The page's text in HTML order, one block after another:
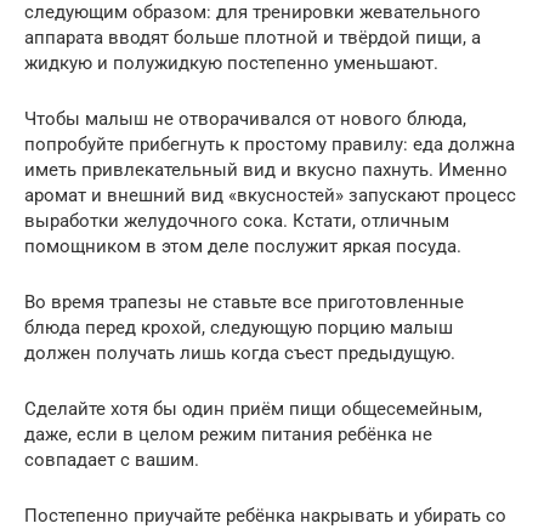
следующим образом: для тренировки жевательного
аппарата вводят больше плотной и твёрдой пищи, а
жидкую и полужидкую постепенно уменьшают.
Чтобы малыш не отворачивался от нового блюда,
попробуйте прибегнуть к простому правилу: еда должна
иметь привлекательный вид и вкусно пахнуть. Именно
аромат и внешний вид «вкусностей» запускают процесс
выработки желудочного сока. Кстати, отличным
помощником в этом деле послужит яркая посуда.
Во время трапезы не ставьте все приготовленные
блюда перед крохой, следующую порцию малыш
должен получать лишь когда съест предыдущую.
Сделайте хотя бы один приём пищи общесемейным,
даже, если в целом режим питания ребёнка не
совпадает с вашим.
Постепенно приучайте ребёнка накрывать и убирать со